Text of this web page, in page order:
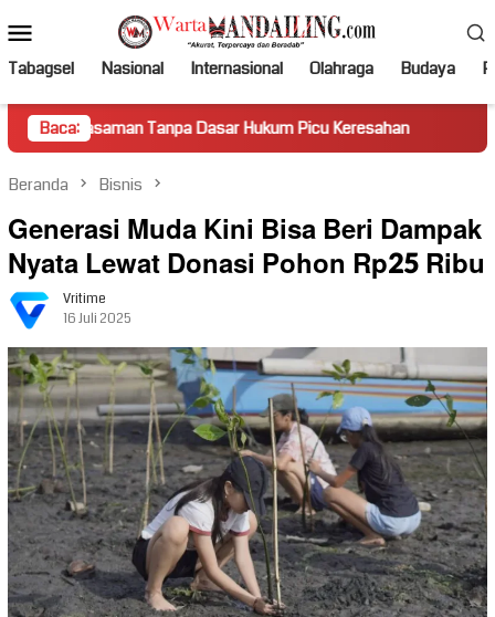
ke
kontenMobile
Tabagsel Nasional Internasional Olahraga Budaya
Baca:
Tanpa Dasar Hukum Picu Keresahan Truk Miring
Beranda Bisnis
Generasi Muda Kini Bisa Beri Dampak
Nyata Lewat Donasi Pohon Rp25 Ribu
Vritime
16 Juli 2025